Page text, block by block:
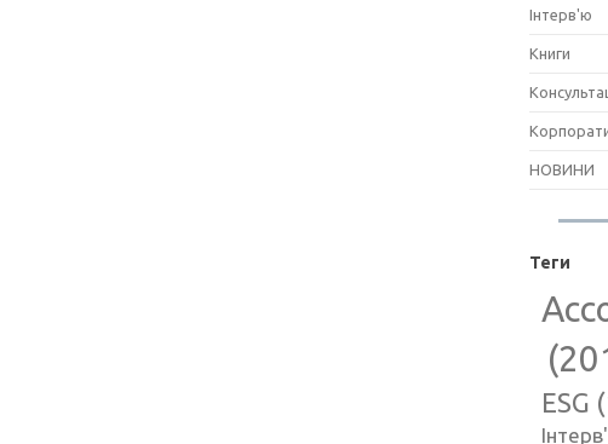
Інтерв'ю
Книги
НОВИНИ
Теги
ESG